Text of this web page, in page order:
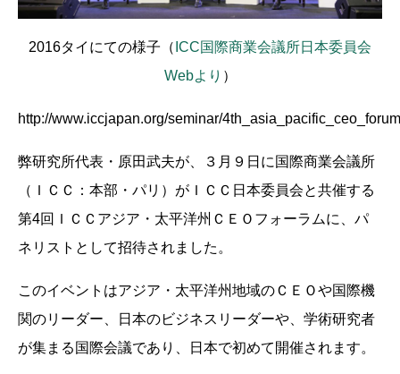
2016タイにての様子（ ICC国際商業会議所日本委員会
Webより ）
http://www.iccjapan.org/seminar/
弊研究所代表・原田武夫が、３月９日に国際商業会議所
（ＩＣＣ：本部・パリ）がＩＣＣ日本委員会と共催する
第4回ＩＣＣアジア・太平洋州ＣＥＯフォーラムに、パ
ネリストとして招待されました。
このイベントはアジア・太平洋州地域のＣＥＯや国際機
関のリーダー、日本のビジネスリーダーや、学術研究者
が集まる国際会議であり、日本で初めて開催されます。